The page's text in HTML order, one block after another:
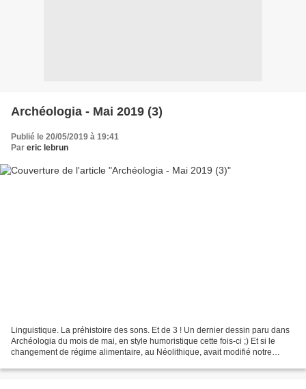
Archéologia - Mai 2019 (3)
Publié le 20/05/2019 à 19:41
Par eric lebrun
Linguistique. La préhistoire des sons. Et de 3 ! Un dernier dessin paru dans
Archéologia du mois de mai, en style humoristique cette fois-ci ;) Et si le
changement de régime alimentaire, au Néolithique, avait modifié notre